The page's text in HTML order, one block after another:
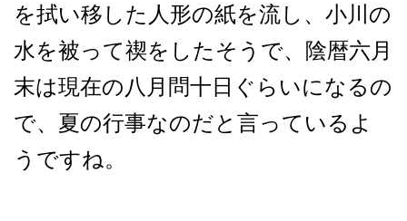
を拭い移した人形の紙を流し、小川の
水を被って禊をしたそうで、陰暦六月
末は現在の八月問十日ぐらいになるの
で、夏の行事なのだと言っているよ
うですね。